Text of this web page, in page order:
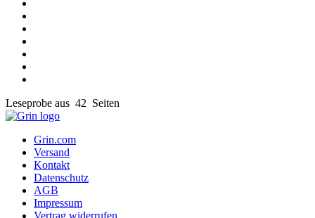
Leseprobe aus 42 Seiten
Grin.com
Versand
Kontakt
Datenschutz
AGB
Impressum